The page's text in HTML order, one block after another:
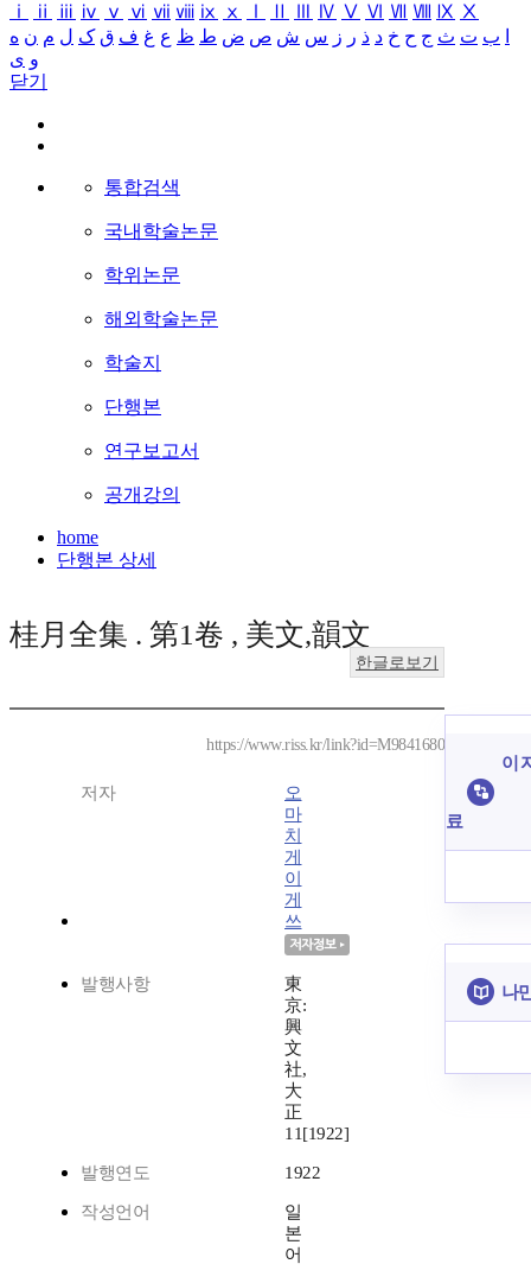
ⅰ
ⅱ ⅲ ⅳ ⅴ ⅵ ⅶ ⅷ ⅸ ⅹ Ⅳ Ⅴ Ⅵ Ⅶ Ⅷ Ⅸ Ⅹ
ب ت ث ج ح خ د ذ ر ز س ش ص ض ط ظ ع غ ف ق ک ل م ن ه
و ی
닫기
통합검색
국내학술논문
학위논문
해외학술논문
학술지
단행본
연구보고서
공개강의
home
단행본 상세
桂月全集 . 第1卷 , 美文,韻文
한글로보기
https://www.riss.kr/link?id=M9841680
저자
오
마
치
게
이
게
쓰
발행사항
東
京:
興
文
社,
大
正
11[1922]
발행연도 1922
작성언어
일
본
어
이
료
나